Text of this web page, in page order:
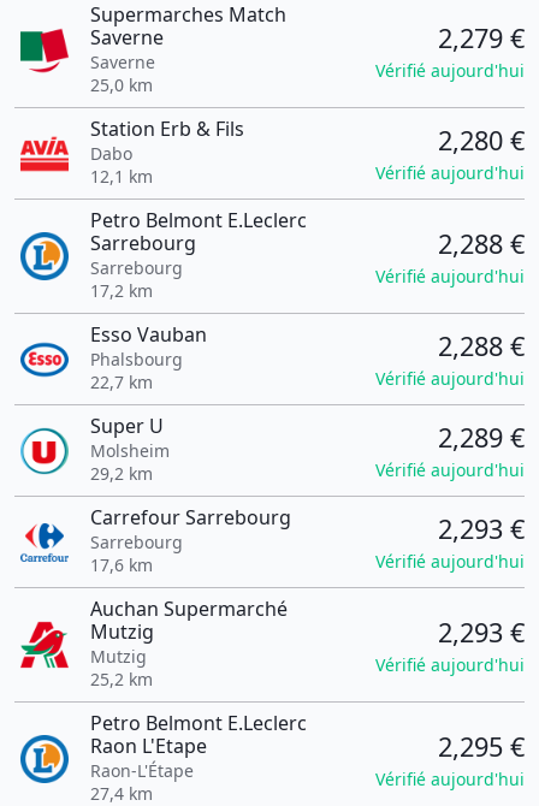
Supermarches Match
Saverne
Saverne
25,0 km
2,279 €
Vérifié aujourd'hui
Station Erb & Fils
Dabo
12,1 km
2,280 €
Vérifié aujourd'hui
Petro Belmont E.Leclerc
Sarrebourg
Sarrebourg
17,2 km
2,288 €
Vérifié aujourd'hui
Esso Vauban
Phalsbourg
22,7 km
2,288 €
Vérifié aujourd'hui
Super U
Molsheim
29,2 km
2,289 €
Vérifié aujourd'hui
Carrefour Sarrebourg
Sarrebourg
17,6 km
2,293 €
Vérifié aujourd'hui
Auchan Supermarché
Mutzig
Mutzig
25,2 km
2,293 €
Vérifié aujourd'hui
Petro Belmont E.Leclerc
Raon L'Etape
Raon-L'Étape
27,4 km
2,295 €
Vérifié aujourd'hui